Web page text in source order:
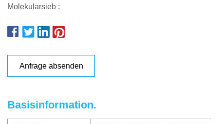
Molekularsieb ;
Anfrage absenden
Basisinformation.